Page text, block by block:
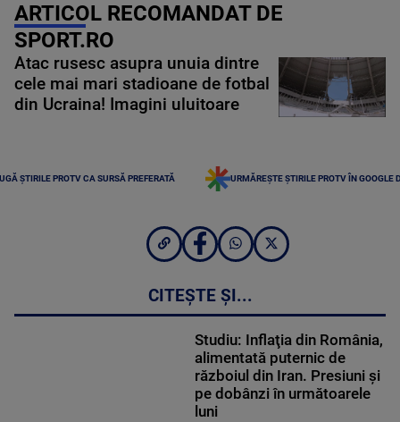
ARTICOL RECOMANDAT DE
SPORT.RO
Atac rusesc asupra unuia dintre
cele mai mari stadioane de fotbal
din Ucraina! Imagini uluitoare
ȘTIRILE PROTV CA SURSĂ PREFERATĂ URMĂREȘTE ȘTIRILE PROTV ÎN GOOGLE
CITEȘTE ȘI...
Studiu: Inflaţia din România,
alimentată puternic de
războiul din Iran. Presiuni şi
pe dobânzi în următoarele
luni